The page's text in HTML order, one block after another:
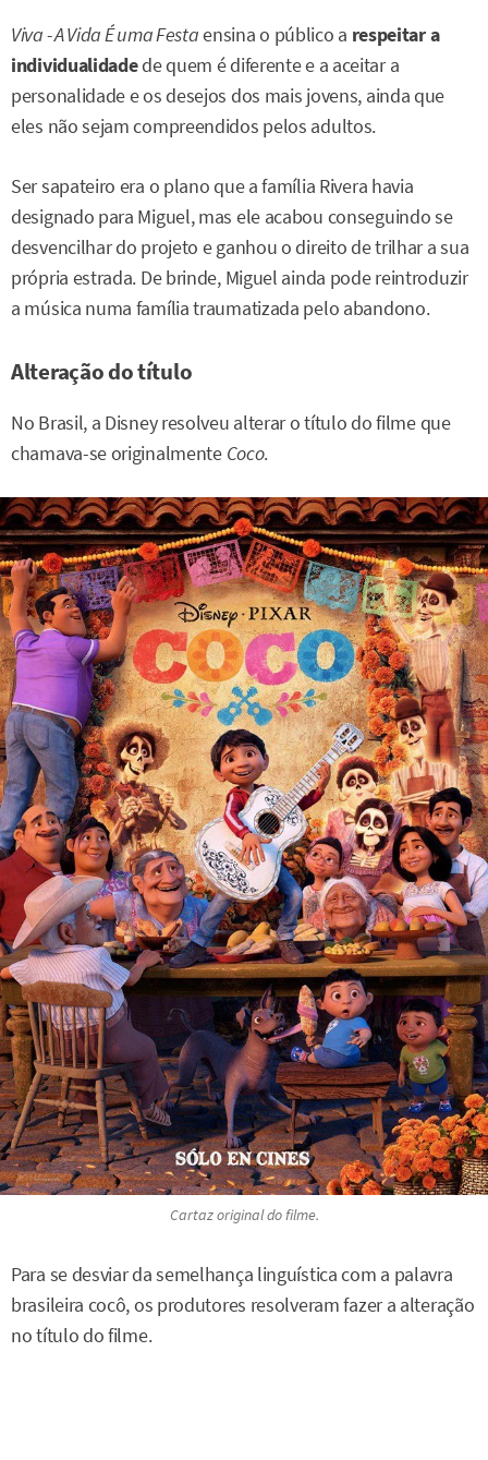
Viva - A Vida É uma Festaensina o público a respeitar a
individualidadede quem é diferente e a aceitar a
personalidade e os desejos dos mais jovens, ainda que
eles não sejam compreendidos pelos adultos.
Ser sapateiro era o plano que a família Rivera havia
designado para Miguel, mas ele acabou conseguindo se
desvencilhar do projeto e ganhou o direito de trilhar a sua
própria estrada. De brinde, Miguel ainda pode reintroduzir
a música numa família traumatizada pelo abandono.
Alteração do título
No Brasil, a Disney resolveu alterar o título do filme que
chamava-se originalmente Coco.
Cartaz original do filme.
Para se desviar da semelhança linguística com a palavra
brasileira cocô, os produtores resolveram fazer a alteração
no título do filme.